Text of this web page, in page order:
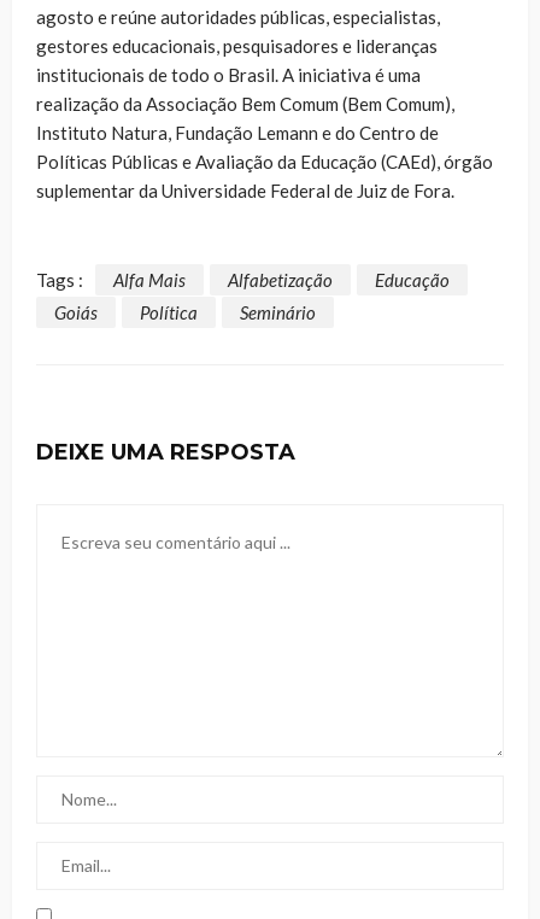
agosto e reúne autoridades públicas, especialistas,
gestores educacionais, pesquisadores e lideranças
institucionais de todo o Brasil. A iniciativa é uma
realização da Associação Bem Comum (Bem Comum),
Instituto Natura, Fundação Lemann e do Centro de
Políticas Públicas e Avaliação da Educação (CAEd), órgão
suplementar da Universidade Federal de Juiz de Fora.
Tags : Alfa Mais Alfabetização
Educação
Goiás
Política Seminário
DEIXE UMA RESPOSTA